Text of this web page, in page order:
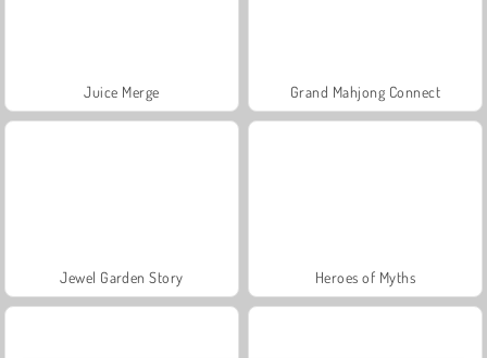
Juice Merge Grand Mahjong Connect
Jewel Garden Story Heroes of Myths